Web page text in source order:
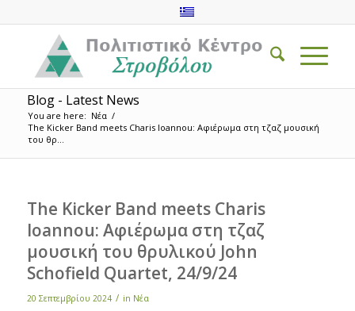
Blog - Latest News
You are here: Νέα /
The Kicker Band meets Charis Ioannou: Αφιέρωμα στη τζαζ μουσική
του θρ...
The Kicker Band meets Charis
Ioannou: Αφιέρωμα στη τζαζ
μουσική του θρυλικού John
Schofield Quartet, 24/9/24
20 Σεπτεμβρίου 2024 / in Νέα